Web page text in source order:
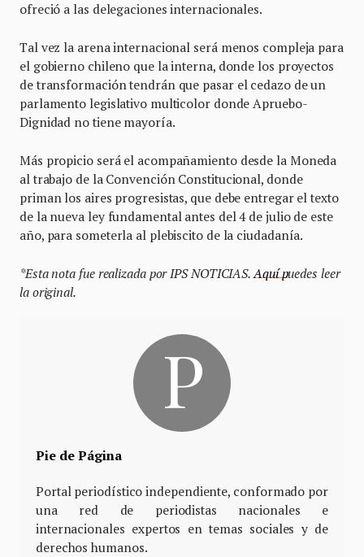
ofreció a las delegaciones internacionales.
Tal vez la arena internacional será menos compleja para
el gobierno chileno que la interna, donde los proyectos
de transformación tendrán que pasar el cedazo de un
parlamento legislativo multicolor donde Apruebo-
Dignidad no tiene mayoría.
Más propicio será el acompañamiento desde la Moneda
al trabajo de la Convención Constitucional, donde
priman los aires progresistas, que debe entregar el texto
de la nueva ley fundamental antes del 4 de julio de este
año, para someterla al plebiscito de la ciudadanía.
*Esta nota fue realizada por IPS NOTICIAS.Aquí puedes leer
la original.
Pie de Página
Portal periodístico independiente, conformado por
una red de periodistas nacionales e
internacionales expertos en temas sociales y de
derechos humanos.